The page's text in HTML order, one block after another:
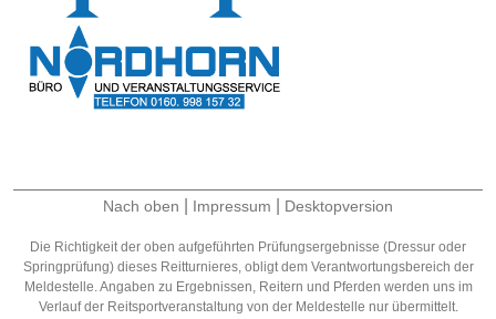
Nach oben Impressum Desktopversion
Die Richtigkeit der oben aufgeführten Prüfungsergebnisse (Dressur oder
Springprüfung) dieses Reitturnieres, obligt dem Verantwortungsbereich der
Meldestelle. Angaben zu Ergebnissen, Reitern und Pferden werden uns im
Verlauf der Reitsportveranstaltung von der Meldestelle nur übermittelt.